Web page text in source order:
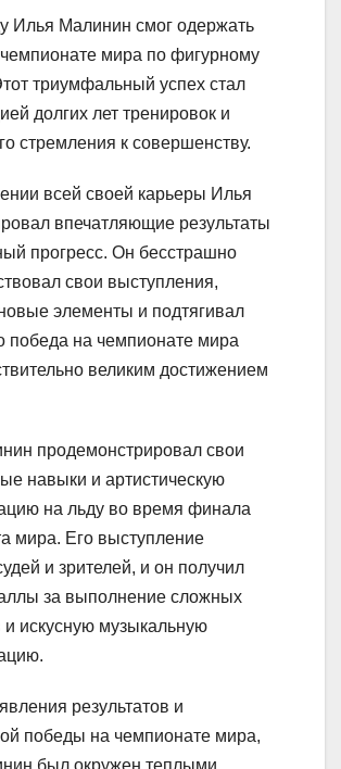
Илья Малинин смог одержать
мира по фигурному
триумфальный успех стал
долгих лет тренировок и
стремления к совершенству.
всей своей карьеры Илья
впечатляющие результаты
прогресс. Он бесстрашно
свои выступления,
элементы и подтягивал
победа на чемпионате мира
великим достижением
продемонстрировал свои
навыки и артистическую
на льду во время финала
мира. Его выступление
и зрителей, и он получил
за выполнение сложных
и искусную музыкальную
результатов и
победы на чемпионате мира,